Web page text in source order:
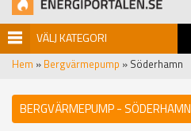
VÄLJ KATEGORI
Hem » Bergvärmepump » Söderhamn
BERGVÄRMEPUMP - SÖDERHAMN